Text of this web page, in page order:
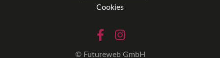
Cookies
© Futureweb GmbH